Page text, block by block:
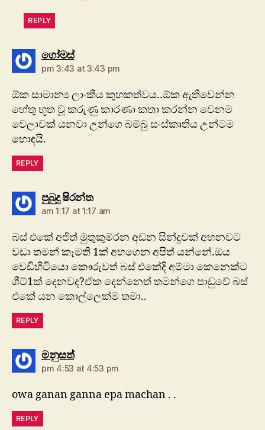
REPLY
ගෝමස්says:
pm 3:43 at 3:43 pm
ඕක සාමාන්‍ය ලාංකීය කුහකත්වය..ඕක ඇතිවෙන්න
හේතු භූත වූ කරුණු කාරණා කතා කරන්න වෙනම
වෙලාවක් යනවා උන්ගෙ බම්බු සංස්කෘතිය උන්ටම
හොඳයි.
REPLY
පුබුදු ෂිරන්තsays:
am 1:17 at 1:17 am
බස් එකේ අජිත් මුතුකුමරන අඩන සින්දුවක් අහනවට
වඩා තමන් කෑමති 1ක් අහගෙන අපිත් යන්නේ.ඔය
වෙඩිහිටියො කෞරුවත් බස් එකේදි අම්මා කෙනෙක්ට
ශීට්1ක් දෙනවද?ඒක දෙන්නෙත් තමන්ගෙ පාඩුවේ බස්
එකේ යන කොල්ලෙක්ම තමා..
REPLY
මනුසත්says:
pm 4:53 at 4:53 pm
owa ganan ganna epa machan . .
REPLY